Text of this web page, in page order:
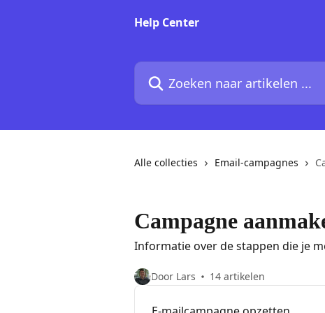
Help Center
Zoeken naar artikelen ...
Alle collecties Email-campagnes
Campagne
Informatie over de stappen die je
Door Lars 14 artikelen